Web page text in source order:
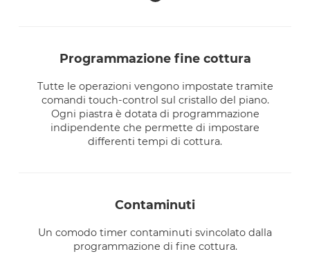
programmazione fine cottura
Tutte le operazioni vengono impostate tramite
comandi touch-control sul cristallo del piano.
Ogni piastra è dotata di programmazione
indipendente che permette di impostare
differenti tempi di cottura.
contaminuti
Un comodo timer contaminuti svincolato dalla
programmazione di fine cottura.